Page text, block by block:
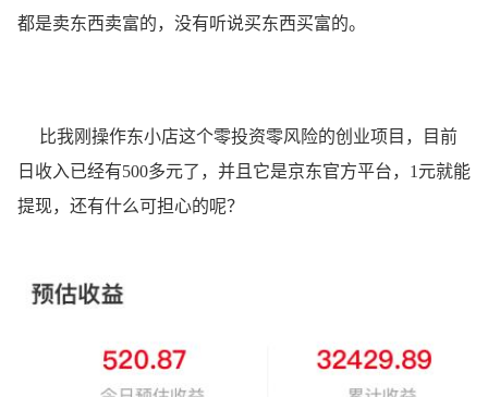
都是卖东西卖富的，没有听说买东西买富的。
比我刚操作东小店这个零投资零风险的创业项目，目前
日收入已经有500多元了，并且它是京东官方平台，1元就能
提现，还有什么可担心的呢？